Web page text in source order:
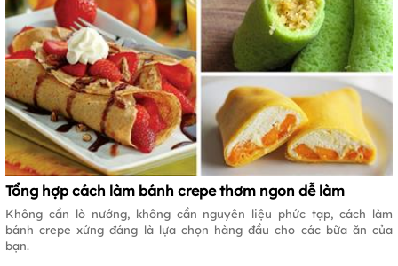
Tổng hợp cách làm bánh crepe thơm ngon dễ làm
Không cần lò nướng, không cần nguyên liệu phức tạp, cách làm
bánh crepe xứng đáng là lựa chọn hàng đầu cho các bữa ăn của
bạn.